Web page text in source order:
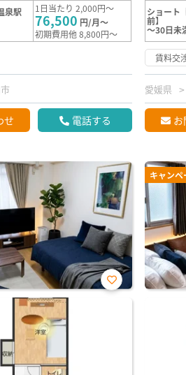
泉駅
1日当たり 2,000円～
76,500 円/月～
初期費用他 8,800円～
せ 電話する
ショート
前】
～30日未
賃料交
愛媛県
お
お気
キャンペ